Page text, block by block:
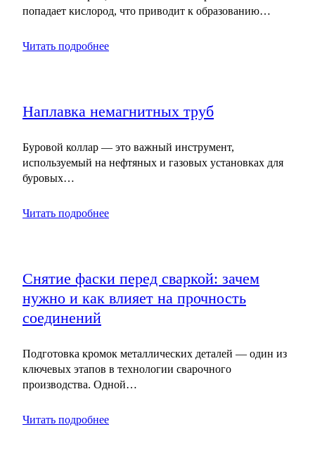
попадает кислород, что приводит к образованию…
Читать подробнее
Наплавка немагнитных труб
Буровой коллар — это важный инструмент,
используемый на нефтяных и газовых установках для
буровых…
Читать подробнее
Снятие фаски перед сваркой: зачем
нужно и как влияет на прочность
соединений
Подготовка кромок металлических деталей — один из
ключевых этапов в технологии сварочного
производства. Одной…
Читать подробнее